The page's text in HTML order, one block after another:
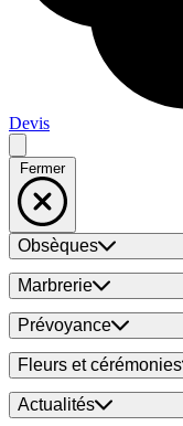
Devis
Fermer
Obsèques
Marbrerie
Prévoyance
Fleurs et cérémonies
Actualités